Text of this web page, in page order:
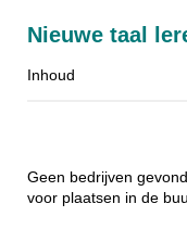
Nieuwe taal
Inhoud
Geen bedrijven
voor plaatsen in de